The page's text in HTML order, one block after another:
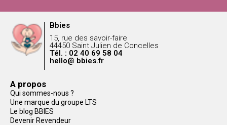
Bbies
15, rue des savoir-faire
44450 Saint Julien de Concelles
Tél. : 02 40 69 58 04
hello@ bbies.fr
A propos
Qui sommes-nous ?
Une marque du groupe LTS
Le blog BBIES
Devenir Revendeur